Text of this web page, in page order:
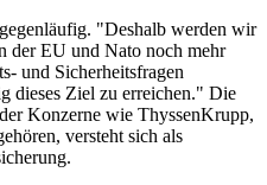
"Deshalb werden wir
der EU und Nato noch mehr
und Sicherheitsfragen
dieses Ziel zu erreichen." Die
Konzerne wie ThyssenKrupp,
versteht sich als